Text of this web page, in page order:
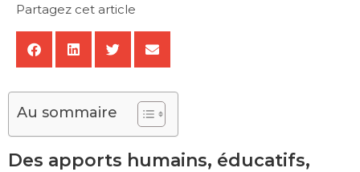
Partagez cet article
Au sommaire
Des apports humains, éducatifs,